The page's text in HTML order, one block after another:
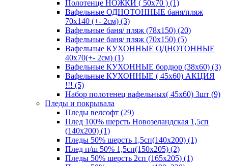
Полотенце НОЖКИ ( 50х70 ) (1)
Вафельные ОДНОТОННЫЕ баня/пляж
70х140 (+- 2см) (3)
Вафельные баня/ пляж (78х150) (20)
Вафельные баня/ пляж (70х150) (5)
Вафельные КУХОННЫЕ ОДНОТОННЫЕ
40х70(+- 2см) (1)
Вафельные КУХОННЫЕ бордюр (38х60) (3)
Вафельные КУХОННЫЕ ( 45х60) АКЦИЯ
!!! (5)
Набор полотенец вафельных( 45х60) 3шт (9)
Пледы и покрывала
Пледы велсофт (29)
Плед 100% шерсть Новозеландская 1,5сп
(140х200) (1)
Пледы 50% шерсть 1,5сп(140х200) (1)
Плед п/ш 50% 1,5сп(150х205) (2)
Пледы 50% шерсть 2сп (165х205) (1)